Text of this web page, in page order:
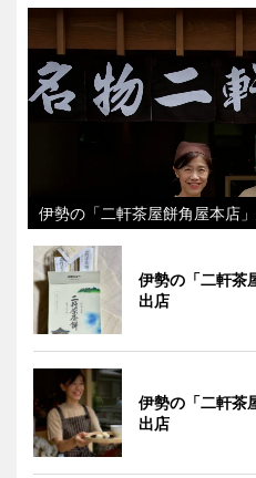
伊勢の「二軒茶屋餅角屋本店
伊勢の「二軒茶
出店
伊勢の「二軒茶
出店